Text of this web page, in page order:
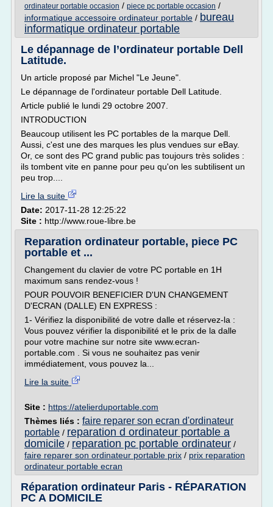
ordinateur portable occasion / piece pc portable occasion /
informatique accessoire ordinateur portable / bureau
informatique ordinateur portable
Le dépannage de l’ordinateur portable Dell
Latitude.
Un article proposé par Michel "Le Jeune".
Le dépannage de l'ordinateur portable Dell Latitude.
Article publié le lundi 29 octobre 2007.
INTRODUCTION
Beaucoup utilisent les PC portables de la marque Dell.
Aussi, c'est une des marques les plus vendues sur eBay.
Or, ce sont des PC grand public pas toujours très solides :
ils tombent vite en panne pour peu qu'on les subtilisent un
peu trop....
Lire la suite
Date: 2017-11-28 12:25:22
Site : http://www.roue-libre.be
Reparation ordinateur portable, piece PC
portable et ...
Changement du clavier de votre PC portable en 1H
maximum sans rendez-vous !
POUR POUVOIR BENEFICIER D'UN CHANGEMENT
D'ECRAN (DALLE) EN EXPRESS :
1- Vérifiez la disponibilité de votre dalle et réservez-la :
Vous pouvez vérifier la disponibilité et le prix de la dalle
pour votre machine sur notre site www.ecran-
portable.com . Si vous ne souhaitez pas venir
immédiatement, vous pouvez la...
Lire la suite
Site : https://atelierduportable.com
Thèmes liés : faire reparer son ecran d'ordinateur
portable / reparation d ordinateur portable a
domicile / reparation pc portable ordinateur /
faire reparer son ordinateur portable prix / prix reparation
ordinateur portable ecran
Réparation ordinateur Paris - RÉPARATION
PC A DOMICILE